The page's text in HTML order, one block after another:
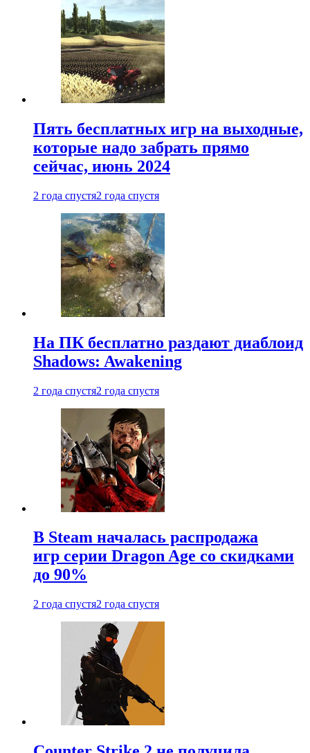
Пять бесплатных игр на выходные,
которые надо забрать прямо
сейчас, июнь 2024
2 года спустя2 года спустя
На ПК бесплатно раздают диаблоид
Shadows: Awakening
2 года спустя2 года спустя
В Steam началась распродажа
игр серии Dragon Age со скидками
до 90%
2 года спустя2 года спустя